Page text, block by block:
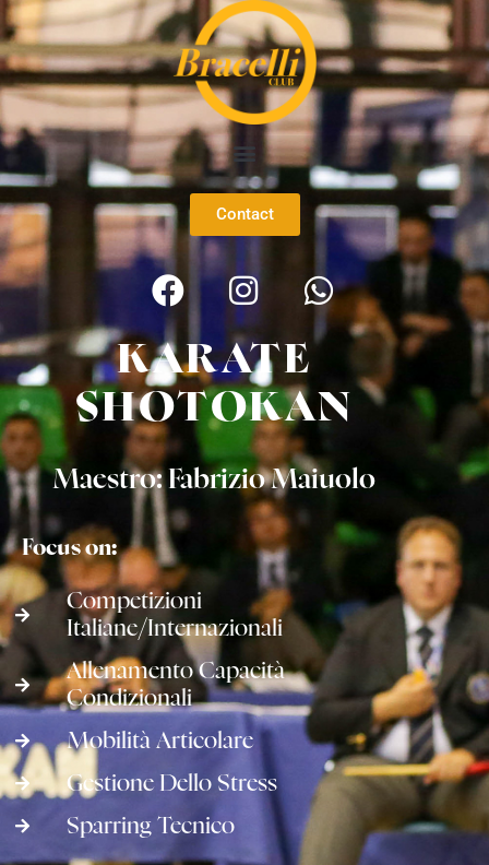
Contact
KARATE
SHOTOKAN
Maestro: Fabrizio Maiuolo
Focus on:
Competizioni
Italiane/internazionali
Allenamento Capacità
Condizionali
Mobilità Articolare
Gestione Dello Stress
Sparring Tecnico